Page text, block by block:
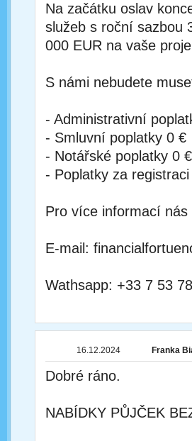
Na začátku oslav
služeb s roční sazbou
000 EUR na vaše
S námi nebudete
- Administrativní
- Smluvní poplatky 0 €
- Notářské poplatky 0 €
- Poplatky za
Pro více informací
E-mail:
Wathsapp: +33 7 53
16.12.2024 Franka
Dobré ráno.
NABÍDKY PŮJČEK